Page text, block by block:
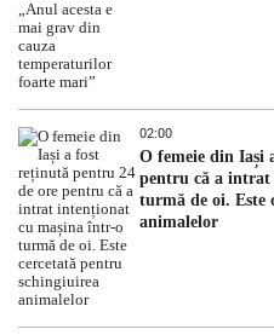
02:00
O femeie din Iași
pentru că a
turmă de oi. Este
animalelor